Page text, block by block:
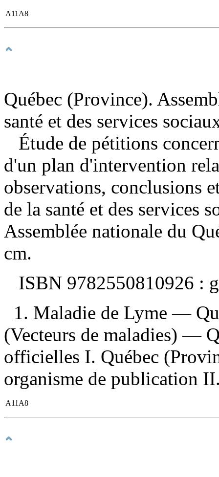
A11A8
Québec (Province).
santé et des services
Étude de pétitions
d'un plan d'intervention
observations, conclusions
de la santé et des services
Assemblée nationale du
cm.
ISBN 9782550810926 :
1. Maladie de Lyme —
(Vecteurs de maladies) —
officielles I. Québec
organisme de publication
A11A8